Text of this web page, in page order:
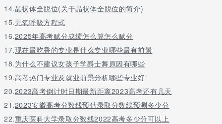
14.晶状体全脱位(关于晶状体全脱位的简介)
15.无氧呼吸方程式
16.2025年高考赋分成绩怎么算怎么赋分
17.现在最吃香的专业是什么专业哪些最有前景
18.为什么不建议女孩子学爵士舞原因有哪些
19.高考热门专业及就业前景分析哪些专业好
20.2023高考倒计时日期最新距离2023高考还有几天
21.2023安徽高考分数线预估录取分数线预测多少分
22.重庆医科大学录取分数线2022高考多少分可以上